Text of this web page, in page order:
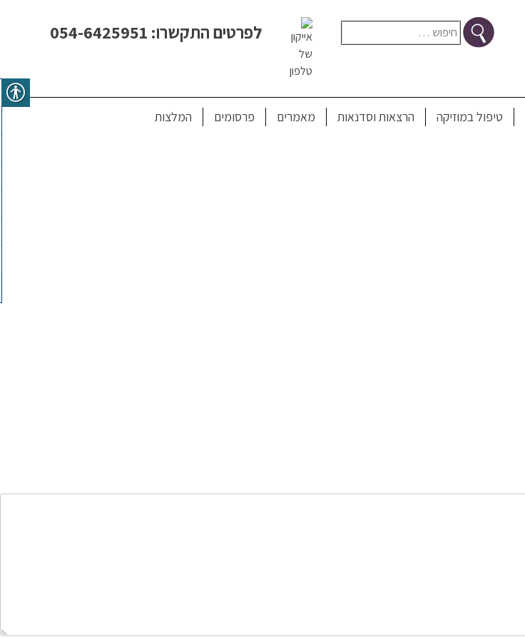
לפרטים התקשרו: 054-6425951 חיפוש:
טיפול במוזיקה הרצאות וסדנאות מאמרים פרסומים המלצות